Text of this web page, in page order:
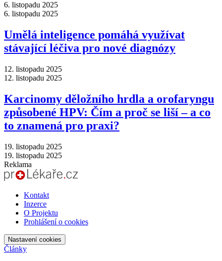
6. listopadu 2025
6. listopadu 2025
Umělá inteligence pomáhá využívat
stávající léčiva pro nové diagnózy
12. listopadu 2025
12. listopadu 2025
Karcinomy děložního hrdla a orofaryngu
způsobené HPV: Čím a proč se liší –⁠ a co
to znamená pro praxi?
19. listopadu 2025
19. listopadu 2025
Reklama
Kontakt
Inzerce
O Projektu
Prohlášení o cookies
Nastavení cookies
Články